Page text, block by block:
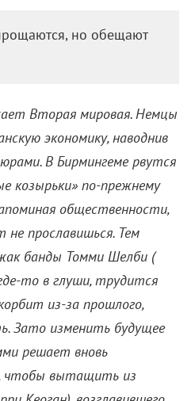
но обещают
Вторая мировая. Немцы
экономику, наводнив
В Бирмингеме рвутся
козырьки» по-прежнему
общественности,
прославишься. Тем
банды Томми Шелби (
то в глуши, трудится
из-за прошлого,
Зато изменить будущее
решает вновь
чтобы вытащить из